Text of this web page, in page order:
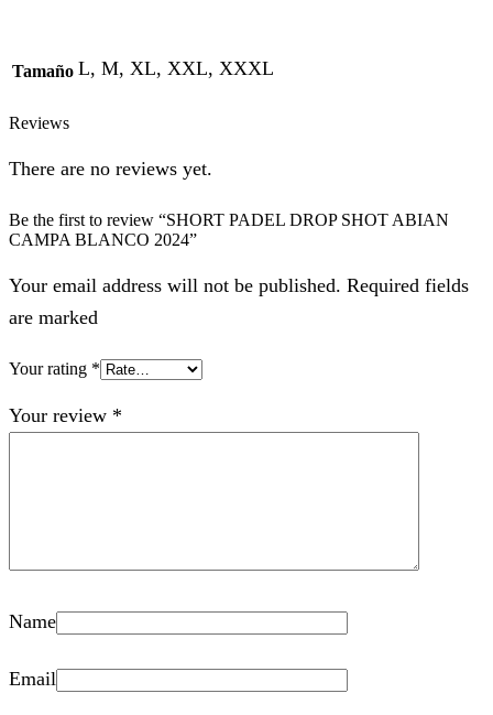
Tamaño L, M, XL, XXL, XXXL
Reviews
There are no reviews yet.
Be the first to review “SHORT PADEL DROP SHOT ABIAN
CAMPA BLANCO 2024”
Your email address will not be published. Required fields
are marked
Your rating *
Your review *
Name
Email